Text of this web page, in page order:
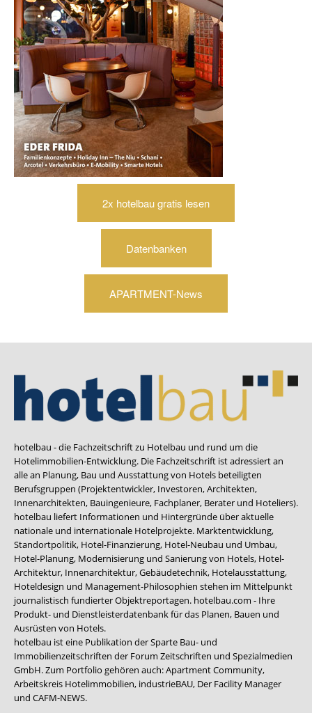
2x hotelbau gratis lesen
Datenbanken
APARTMENT-News
hotelbau - die Fachzeitschrift zu Hotelbau und rund um die
Hotelimmobilien-Entwicklung. Die Fachzeitschrift ist adressiert an
alle an Planung, Bau und Ausstattung von Hotels beteiligten
Berufsgruppen (Projektentwickler, Investoren, Architekten,
Innenarchitekten, Bauingenieure, Fachplaner, Berater und Hoteliers).
hotelbau liefert Informationen und Hintergründe über aktuelle
nationale und internationale Hotelprojekte. Marktentwicklung,
Standortpolitik, Hotel-Finanzierung, Hotel-Neubau und Umbau,
Hotel-Planung, Modernisierung und Sanierung von Hotels, Hotel-
Architektur, Innenarchitektur, Gebäudetechnik, Hotelausstattung,
Hoteldesign und Management-Philosophien stehen im Mittelpunkt
journalistisch fundierter Objektreportagen. hotelbau.com - Ihre
Produkt- und Dienstleisterdatenbank für das Planen, Bauen und
Ausrüsten von Hotels.
hotelbau ist eine Publikation der Sparte Bau- und
Immobilienzeitschriften der Forum Zeitschriften und Spezialmedien
GmbH. Zum Portfolio gehören auch:Apartment Community,
Arbeitskreis Hotelimmobilien, industrieBAU, Der Facility Manager
und CAFM-NEWS.